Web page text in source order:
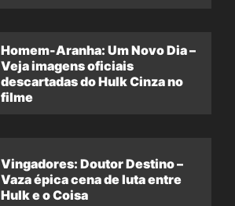
Homem-Aranha: Um Novo Dia –
Veja imagens oficiais
descartadas do Hulk Cinza no
filme
Vingadores: Doutor Destino –
Vaza épica cena de luta entre
Hulk e o Coisa